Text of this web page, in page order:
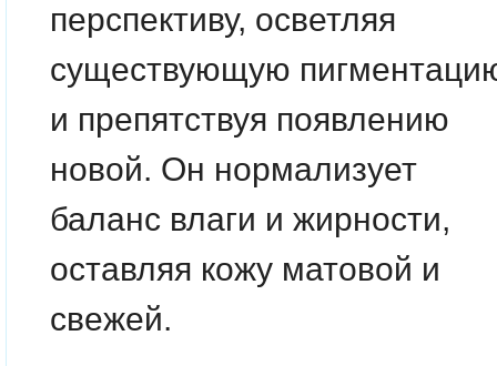
перспективу, осветляя
существующую
и препятствуя появлению
новой. Он нормализует
баланс влаги и жирности,
оставляя кожу матовой и
свежей.